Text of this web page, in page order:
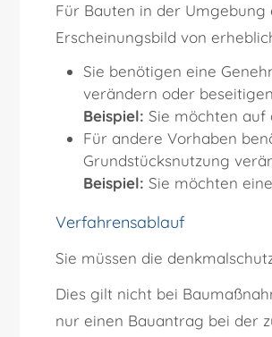
Für Bauten in der Umgebung
Erscheinungsbild von
Sie benötigen eine
verändern oder
Beispiel: Sie möchten auf
Für andere Vorhaben
Grundstücksnutzung
Beispiel: Sie möchten
Verfahrensablauf
Sie müssen die
Dies gilt nicht bei
nur einen Bauantrag bei der